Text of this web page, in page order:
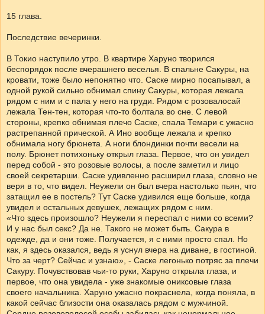
15 глава.
Последствие вечеринки.
В Токио наступило утро. В квартире Харуно творился
беспорядок после вчерашнего веселья. В спальне Сакуры, на
кровати, тоже было непонятно что. Саске мирно посапывал, а
одной рукой сильно обнимал спину Сакуры, которая лежала
рядом с ним и с пала у него на груди. Рядом с розовалосай
лежала Тен-тен, которая что-то болтала во сне. С левой
стороны, крепко обнимая плечо Саске, спала Темари с ужасно
растрепанной прической. А Ино вообще лежала и крепко
обнимала ногу брюнета. А ноги блондинки почти весели на
полу. Брюнет потихоньку открыл глаза. Первое, что он увидел
перед собой - это розовые волосы, а после заметил и лицо
своей секретарши. Саске удивленно расширил глаза, словно не
веря в то, что видел. Неужели он был вчера настолько пьян, что
затащил ее в постель? Тут Саске удивился еще больше, когда
увидел и остальных девушек, лежащих рядом с ним.
«Что здесь произошло? Неужели я переспал с ними со всеми?
И у нас был секс? Да не. Такого не может быть. Сакура в
одежде, да и они тоже. Получается, я с ними просто спал. Но
как, я здесь оказался, ведь я уснул вчера на диване, в гостиной.
Что за черт? Сейчас и узнаю», - Саске легонько потряс за плечи
Сакуру. Почувствовав чьи-то руки, Харуно открыла глаза, и
первое, что она увидела - уже знакомые ониксовые глаза
своего начальника. Харуно ужасно покраснела, когда поняла, в
какой сейчас близости она оказалась рядом с мужчиной.